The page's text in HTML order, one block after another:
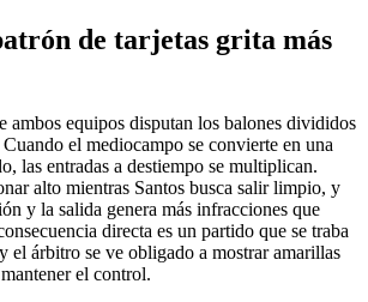
de tarjetas grita más
ambos equipos disputan los balones divididos
el mediocampo se convierte en una
las entradas a destiempo se multiplican.
alto mientras Santos busca salir limpio, y
y la salida genera más infracciones que
directa es un partido que se traba
el árbitro se ve obligado a mostrar amarillas
el control.